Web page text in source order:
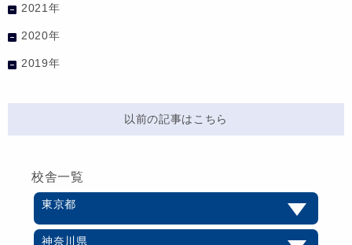
2021年
2020年
2019年
以前の記事はこちら
校舎一覧
東京都
神奈川県